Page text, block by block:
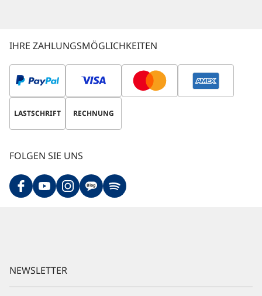
IHRE ZAHLUNGSMÖGLICHKEITEN
LASTSCHRIFT RECHNUNG
FOLGEN SIE UNS
Blog
NEWSLETTER